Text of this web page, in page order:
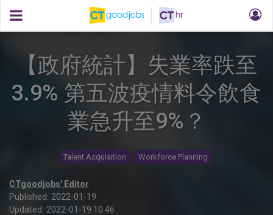
【政府統計】失業率跌至
3.9% 第五波疫情料令飲食
業急升至9%？
Talent Acquisition Workforce Planning
CTgoodjobs' Editor
Published: 2022-01-19
Updated: 2022-01-19 10:46